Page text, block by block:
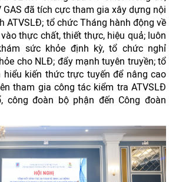
GAS đã tích cực tham gia xây dựng nội
ATVSLĐ; tổ chức Tháng hành động về
thực chất, thiết thực, hiệu quả; luôn
sức khỏe định kỳ, tổ chức nghỉ
cho NLĐ; đẩy mạnh tuyên truyền; tổ
kiến thức trực tuyến để nâng cao
tham gia công tác kiểm tra ATVSLĐ
công đoàn bộ phận đến Công đoàn